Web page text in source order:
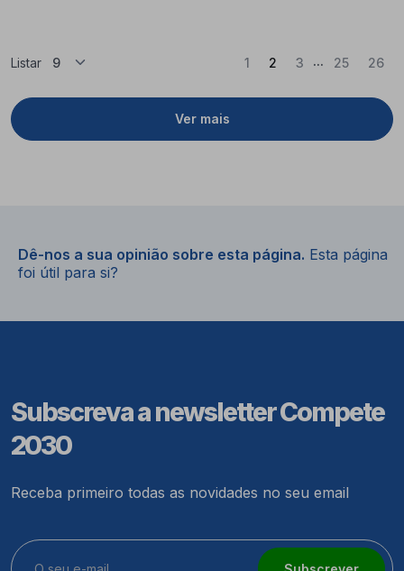
Listar
Ver mais
1 2 (Atual)
3 ... 25 26
Dê-nos a sua opinião sobre esta página. Esta página
foi útil para si?
Subscreva a newsletter Compete
2030
Receba primeiro todas as novidades no seu email